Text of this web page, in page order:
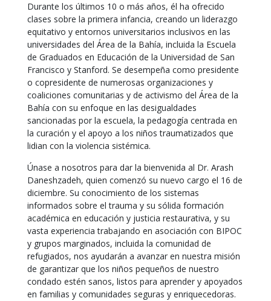
Durante los últimos 10 o más años, él ha ofrecido
clases sobre la primera infancia, creando un liderazgo
equitativo y entornos universitarios inclusivos en las
universidades del Área de la Bahía, incluida la Escuela
de Graduados en Educación de la Universidad de San
Francisco y Stanford. Se desempeña como presidente
o copresidente de numerosas organizaciones y
coaliciones comunitarias y de activismo del Área de la
Bahía con su enfoque en las desigualdades
sancionadas por la escuela, la pedagogía centrada en
la curación y el apoyo a los niños traumatizados que
lidian con la violencia sistémica.
Únase a nosotros para dar la bienvenida al Dr. Arash
Daneshzadeh, quien comenzó su nuevo cargo el 16 de
diciembre. Su conocimiento de los sistemas
informados sobre el trauma y su sólida formación
académica en educación y justicia restaurativa, y su
vasta experiencia trabajando en asociación con BIPOC
y grupos marginados, incluida la comunidad de
refugiados, nos ayudarán a avanzar en nuestra misión
de garantizar que los niños pequeños de nuestro
condado estén sanos, listos para aprender y apoyados
en familias y comunidades seguras y enriquecedoras.